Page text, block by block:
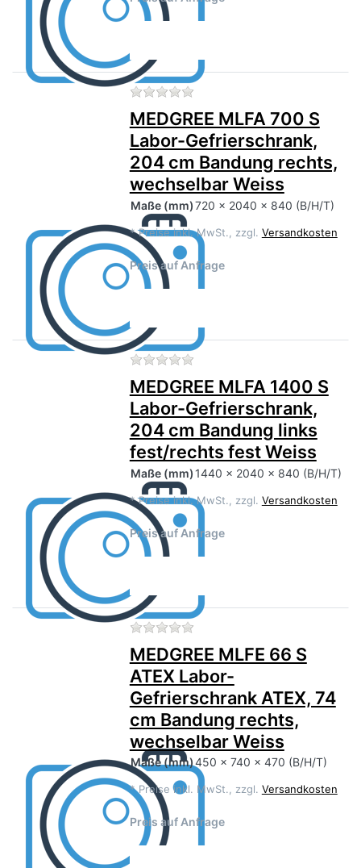
Zu diesem Produkt liegen
MEDGREE MLFA 700 S
Labor-Gefrierschrank,
204 cm Bandung rechts,
wechselbar Weiss
Maße (mm)720 x 2040 x 840 (B/H/T)
* Preise inkl. MwSt., zzgl. Versandkosten
Preis auf Anfrage
Zu diesem Produkt liegen
MEDGREE MLFA 1400 S
Labor-Gefrierschrank,
204 cm Bandung links
fest/rechts fest Weiss
Maße (mm) 1440 x 2040 x 840 (B/H/T)
* Preise inkl. MwSt., zzgl. Versandkosten
Preis auf Anfrage
Zu diesem Produkt liegen
MEDGREE MLFE 66 S
ATEX Labor-
Gefrierschrank ATEX, 74
cm Bandung rechts,
wechselbar Weiss
Maße(mm)450 x 740 x 470 (B/H/T)
* Preise inkl. MwSt., zzgl. Versandkosten
Preis auf Anfrage